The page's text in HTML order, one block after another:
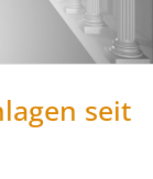
seit